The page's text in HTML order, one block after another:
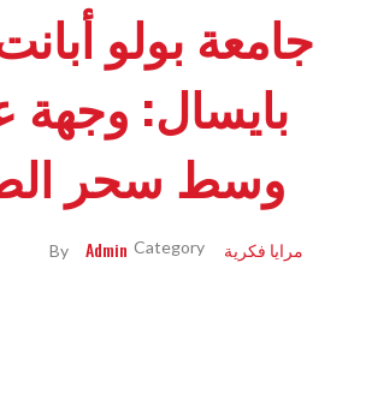
جامعة بولو
بايسال: وجهة
وسط سحر
By Admin مرايا فكرية